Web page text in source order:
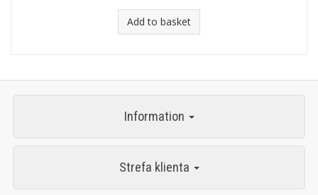
Add to basket
Information
Strefa klienta